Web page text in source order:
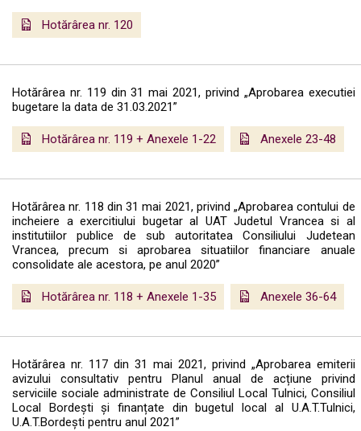
Hotărârea nr. 120
Hotărârea nr. 119 din 31 mai 2021, privind „Aprobarea executiei
bugetare la data de 31.03.2021”
Hotărârea nr. 119 + Anexele 1-22 Anexele 23-48
Hotărârea nr. 118 din 31 mai 2021, privind „Aprobarea contului de
incheiere a exercitiului bugetar al UAT Judetul Vrancea si al
institutiilor publice de sub autoritatea Consiliului Judetean
Vrancea, precum si aprobarea situatiilor financiare anuale
consolidate ale acestora, pe anul 2020”
Hotărârea nr. 118 + Anexele 1-35 Anexele 36-64
Hotărârea nr. 117 din 31 mai 2021, privind „Aprobarea emiterii
avizului consultativ pentru Planul anual de acțiune privind
serviciile sociale administrate de Consiliul Local Tulnici, Consiliul
Local Bordești și finanțate din bugetul local al U.A.T.Tulnici,
U.A.T.Bordești pentru anul 2021”